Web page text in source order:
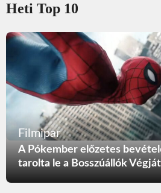
Heti Top 10
Filmipar
A Pókember előzetes
tarolta le a Bosszúállók